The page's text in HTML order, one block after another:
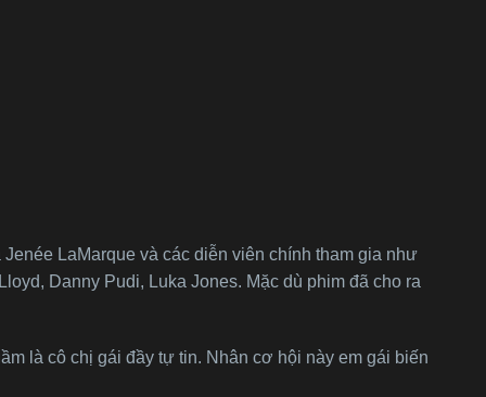
LaMarque và các diễn viên chính tham gia như
Danny Pudi, Luka Jones. Mặc dù phim đã cho ra
là cô chị gái đầy tự tin. Nhân cơ hội này em gái biến